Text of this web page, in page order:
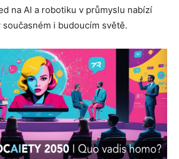
na AI a robotiku v průmyslu nabízí
i budoucím světě.